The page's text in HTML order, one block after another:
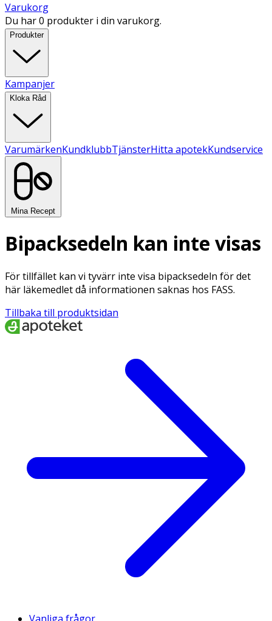
Varukorg
Du har 0 produkter i din varukorg.
Produkter
Kampanjer
Kloka Råd
VarumärkenKundklubbTjänsterHitta apotekKundservice
Mina Recept
Bipacksedeln kan inte visas
För tillfället kan vi tyvärr inte visa bipacksedeln för det
här läkemedlet då informationen saknas hos FASS.
Tillbaka till produktsidan